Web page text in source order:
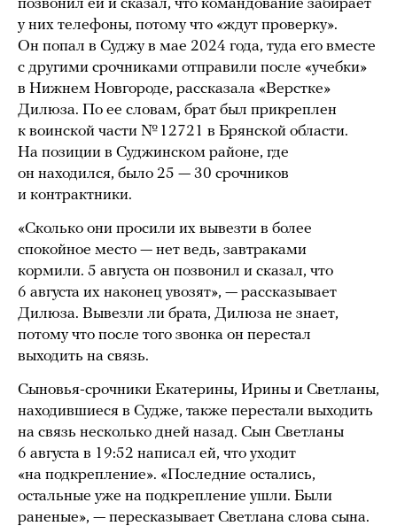
позвонил ей и сказал, что командование забирает
у них телефоны, потому что «ждут проверку».
Он попал в Суджу в мае 2024 года, туда его вместе
с другими срочниками отправили после «учебки»
в Нижнем Новгороде, рассказала «Верстке»
Дилюза. По ее словам, брат был прикреплен
к воинской части № 12721 в Брянской области.
На позиции в Суджинском районе, где
он находился, было 25 — 30 срочников
и контрактники.
«Сколько они просили их вывезти в более
спокойное место — нет ведь, завтраками
кормили. 5 августа он позвонил и сказал, что
6 августа их наконец увозят», — рассказывает
Дилюза. Вывезли ли брата, Дилюза не знает,
потому что после того звонка он перестал
выходить на связь.
Сыновья-срочники Екатерины, Ирины и Светланы,
находившиеся в Судже, также перестали выходить
на связь несколько дней назад. Сын Светланы
6 августа в 19:52 написал ей, что уходит
«на подкрепление». «Последние остались,
остальные уже на подкрепление ушли. Были
раненые», — пересказывает Светлана слова сына.